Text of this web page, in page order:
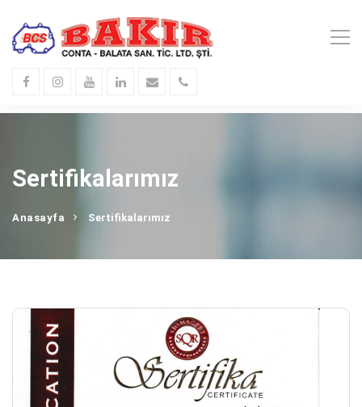
Sertifikalarımız
Anasayfa Sertifikalarımız